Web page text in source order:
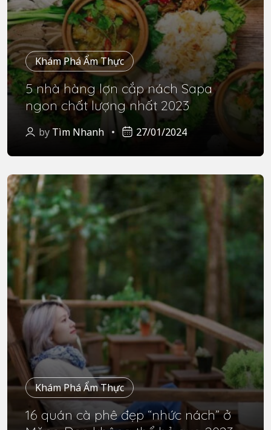
Khám Phá Ẩm Thực
5 nhà hàng lợn cắp nách Sapa
ngon chất lượng nhất 2023
by Tìm Nhanh 27/01/2024
Khám Phá Ẩm Thực
16 quán cà phê đẹp “nhức nách” ở